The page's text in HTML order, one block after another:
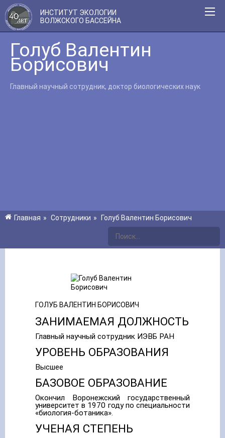
ИНСТИТУТ ЭКОЛОГИИ
ВОЛЖСКОГО БАССЕЙНА
Голуб Валентин
Борисович
Главный научный сотрудник, доктор биологических наук
Главная » Сотрудники » Голуб Валентин Борисович
ГОЛУБ ВАЛЕНТИН БОРИСОВИЧ
ЗАНИМАЕМАЯ ДОЛЖНОСТЬ
Главный научный сотрудник ИЭВБ РАН
УРОВЕНЬ ОБРАЗОВАНИЯ
Высшее
БАЗОВОЕ ОБРАЗОВАНИЕ
Окончил Воронежский государственный
университет в 1970 году по специальности
«биология-ботаника».
УЧЕНАЯ СТЕПЕНЬ